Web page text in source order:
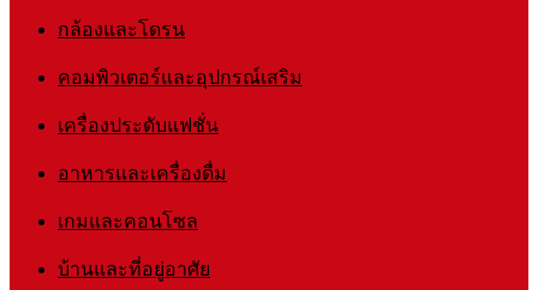
กล้องและโดรน
คอมพิวเตอร์และอุปกรณ์เสริม
เครื่องประดับแฟชั่น
อาหารและเครื่องดื่ม
เกมและคอนโซล
บ้านและที่อยู่อาศัย